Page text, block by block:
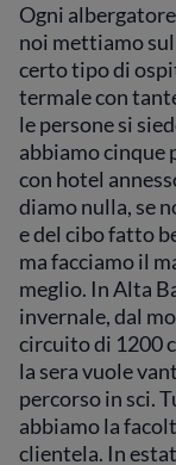
Ogni
noi mettiamo
certo tipo di
termale con
le persone si
abbiamo cinque
con hotel
diamo nulla, se
e del cibo fatto
ma facciamo il
meglio. In Alta
invernale, dal
circuito di 1200
la sera vuole
percorso in sci.
abbiamo la
clientela. In